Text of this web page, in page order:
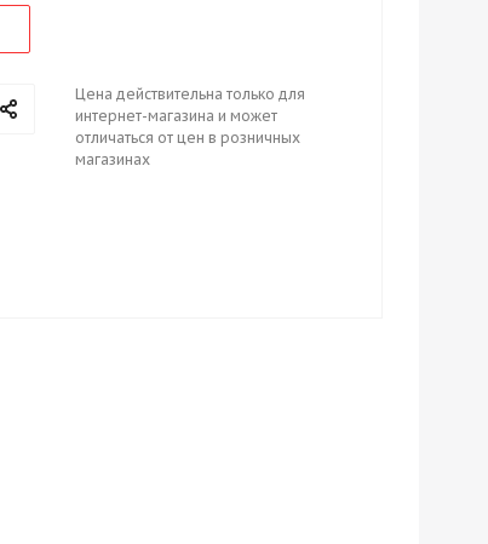
Цена действительна только для
интернет-магазина и может
отличаться от цен в розничных
магазинах